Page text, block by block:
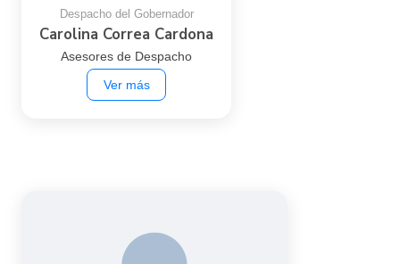
Despacho del Gobernador
Carolina Correa Cardona
Asesores de Despacho
Ver más
Fecha de ingreso:
2025-03-20
← Volver
Edgar Andres Ortega
Benavides